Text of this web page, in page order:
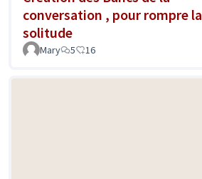
conversation , pour rompre la
solitude
Mary 5 16